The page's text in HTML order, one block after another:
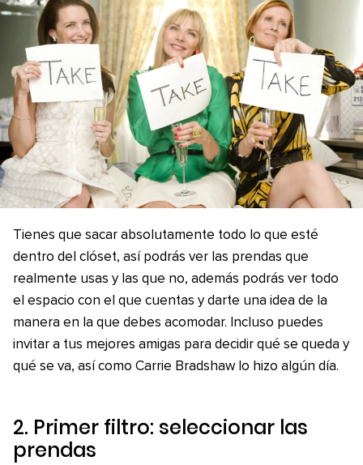
Tienes que sacar absolutamente todo lo que esté
dentro del clóset, así podrás ver las prendas que
realmente usas y las que no, además podrás ver todo
el espacio con el que cuentas y darte una idea de la
manera en la que debes acomodar. Incluso puedes
invitar a tus mejores amigas para decidir qué se queda y
qué se va, así como Carrie Bradshaw lo hizo algún día.
2. Primer filtro: seleccionar las
prendas